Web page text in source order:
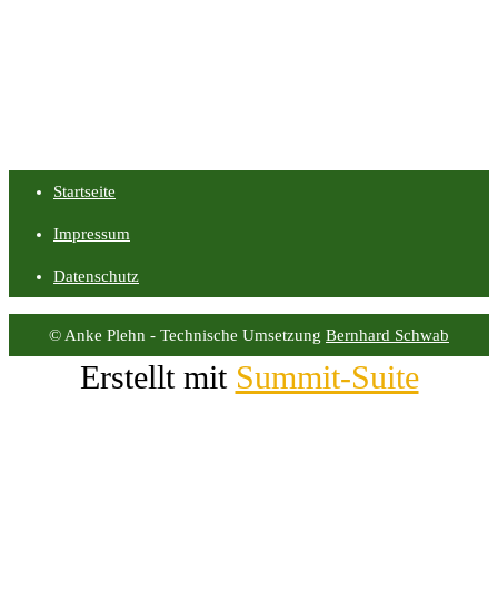
Startseite
Impressum
Datenschutz
© Anke Plehn - Technische Umsetzung Bernhard Schwab
Erstellt mit Summit-Suite